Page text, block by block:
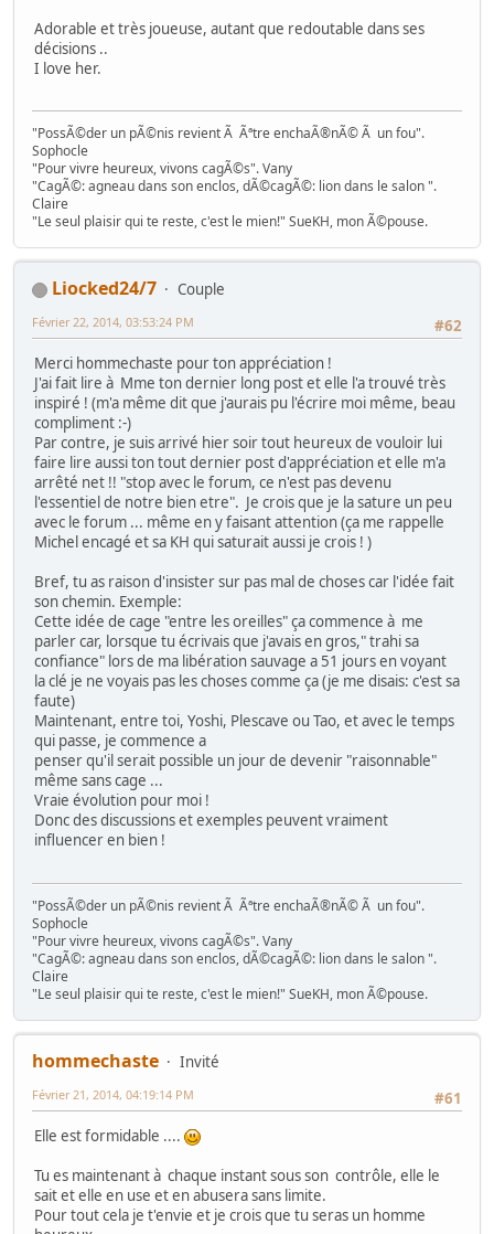
Adorable et très joueuse, autant que redoutable dans ses
décisions ..
I love her.
"PossÃ©der un pÃ©nis revient Ã Ãªtre enchaÃ®nÃ© Ã un fou".
Sophocle
"Pour vivre heureux, vivons cagÃ©s". Vany
"CagÃ©: agneau dans son enclos, dÃ©cagÃ©: lion dans le salon ".
Claire
"Le seul plaisir qui te reste, c'est le mien!" SueKH, mon Ã©pouse.
Liocked24/7
Couple
#62
Février 22, 2014, 03:53:24 PM
Merci hommechaste pour ton appréciation !
J'ai fait lire à Mme ton dernier long post et elle l'a trouvé très
inspiré ! (m'a même dit que j'aurais pu l'écrire moi même, beau
compliment :-)
Par contre, je suis arrivé hier soir tout heureux de vouloir lui
faire lire aussi ton tout dernier post d'appréciation et elle m'a
arrêté net !! "stop avec le forum, ce n'est pas devenu
l'essentiel de notre bien etre". Je crois que je la sature un peu
avec le forum ... même en y faisant attention (ça me rappelle
Michel encagé et sa KH qui saturait aussi je crois ! )
Bref, tu as raison d'insister sur pas mal de choses car l'idée fait
son chemin. Exemple:
Cette idée de cage "entre les oreilles" ça commence à me
parler car, lorsque tu écrivais que j'avais en gros," trahi sa
confiance" lors de ma libération sauvage a 51 jours en voyant
la clé je ne voyais pas les choses comme ça (je me disais: c'est sa
faute)
Maintenant, entre toi, Yoshi, Plescave ou Tao, et avec le temps
qui passe, je commence a
penser qu'il serait possible un jour de devenir "raisonnable"
même sans cage ...
Vraie évolution pour moi !
Donc des discussions et exemples peuvent vraiment
influencer en bien !
"PossÃ©der un pÃ©nis revient Ã Ãªtre enchaÃ®nÃ© Ã un fou".
Sophocle
"Pour vivre heureux, vivons cagÃ©s". Vany
"CagÃ©: agneau dans son enclos, dÃ©cagÃ©: lion dans le salon ".
Claire
"Le seul plaisir qui te reste, c'est le mien!" SueKH, mon Ã©pouse.
hommechaste
Invité
#61
Février 21, 2014, 04:19:14 PM
Elle est formidable ....
Tu es maintenant à chaque instant sous son contrôle, elle le
sait et elle en use et en abusera sans limite.
Pour tout cela je t'envie et je crois que tu seras un homme